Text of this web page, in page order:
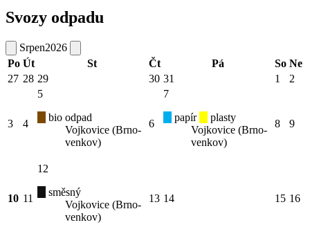
Svozy odpadu
Srpen2026
Po Út St Čt Pá So Ne
27 28 29 30 31 1 2
3 4
5
bio odpad
Vojkovice (Brno-
venkov)
6
7
papír
plasty
Vojkovice (Brno-
venkov)
8 9
10 11
12
směsný
Vojkovice (Brno-
venkov)
13 14 15 16